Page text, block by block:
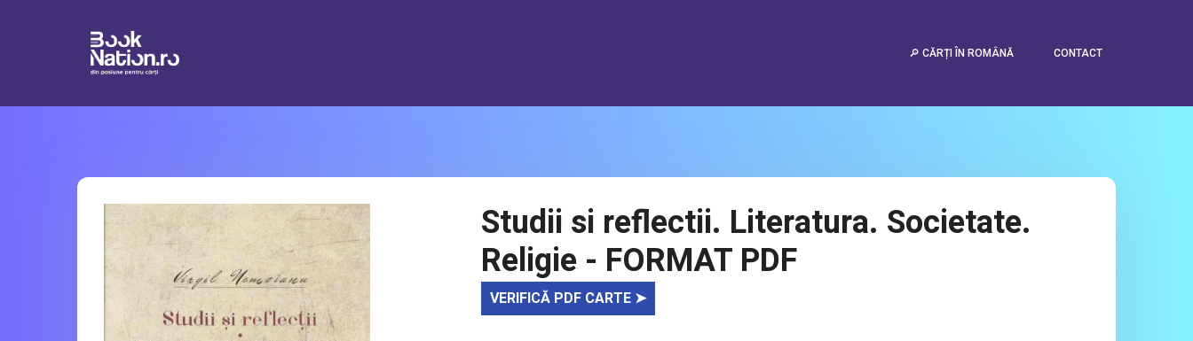
🔎 CĂRȚI ÎN ROMÂNĂ CONTACT
Studii si reflectii. Literatura. Societate.
Religie - FORMAT PDF
VERIFICĂ PDF CARTE ➤